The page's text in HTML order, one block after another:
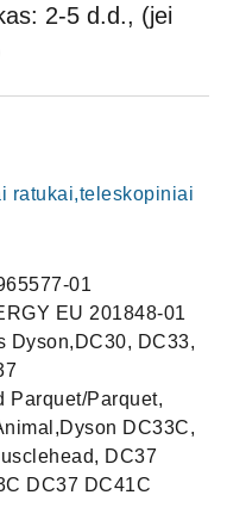
2-5 d.d., (jei
ratukai,teleskopiniai
01
EU 201848-01
Dyson,DC30, DC33,
Parquet/Parquet,
DC33С,
DC37
DC37 DC41С